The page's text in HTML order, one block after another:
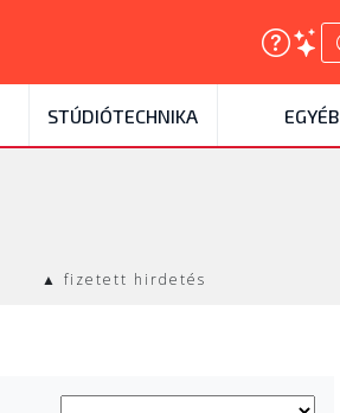
STÚDIÓTECHNIKA EGYÉB
▲ fizetett hirdetés